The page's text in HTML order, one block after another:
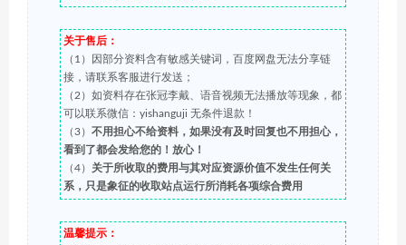
关于售后：
（1）因部分资料含有敏感关键词，百度网盘无法分享链
接，请联系客服进行发送；
（2）如资料存在张冠李戴、语音视频无法播放等现象，都
可以联系微信：yishanguji 无条件退款！
（3） 不用担心不给资料，如果没有及时回复也不用担心，
看到了都会发给您的！放心！
（4） 关于所收取的费用与其对应资源价值不发生任何关
系，只是象征的收取站点运行所消耗各项综合费用
温馨提示：